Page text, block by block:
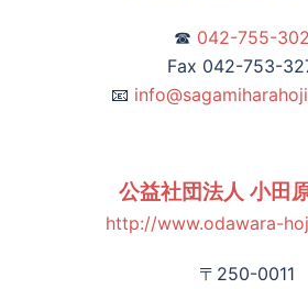
☎ 042-755-
Fax 042-753-
📧
公益社団法人 小田
http://www.odawara-
〒250-0011